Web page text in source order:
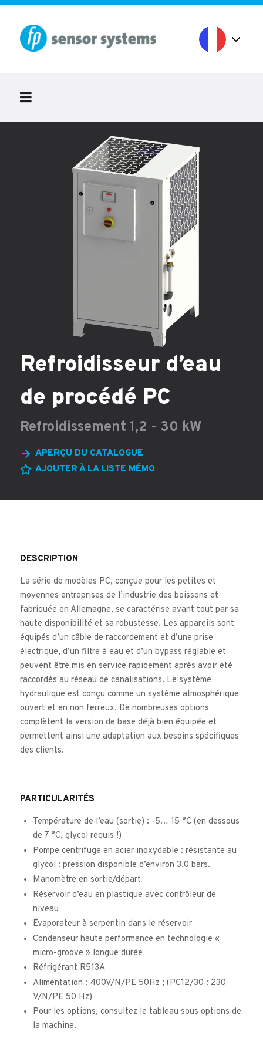
Refroidisseur d’eau
de procédé PC
Refroidissement 1,2 - 30 kW
APERÇU DU CATALOGUE
AJOUTER À LA LISTE MÉMO
DESCRIPTION
La série de modèles PC, conçue pour les petites et
moyennes entreprises de l’industrie des boissons et
fabriquée en Allemagne, se caractérise avant tout par sa
haute disponibilité et sa robustesse. Les appareils sont
équipés d’un câble de raccordement et d’une prise
électrique, d’un filtre à eau et d’un bypass réglable et
peuvent être mis en service rapidement après avoir été
raccordés au réseau de canalisations. Le système
hydraulique est conçu comme un système atmosphérique
ouvert et en non ferreux. De nombreuses options
complètent la version de base déjà bien équipée et
permettent ainsi une adaptation aux besoins spécifiques
des clients.
PARTICULARITÉS
Température de l’eau (sortie) : -5… 15 °C (en dessous
de 7 °C, glycol requis !)
Pompe centrifuge en acier inoxydable : résistante au
glycol : pression disponible d’environ 3,0 bars.
Manomètre en sortie/départ
Réservoir d’eau en plastique avec contrôleur de
niveau
Évaporateur à serpentin dans le réservoir
Condenseur haute performance en technologie «
micro-groove » longue durée
Réfrigérant R513A
Alimentation : 400V/N/PE 50Hz ; (PC12/30 : 230
V/N/PE 50 Hz)
Pour les options, consultez le tableau sous options de
la machine.